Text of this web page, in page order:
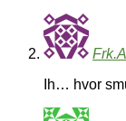
Ih… hvor